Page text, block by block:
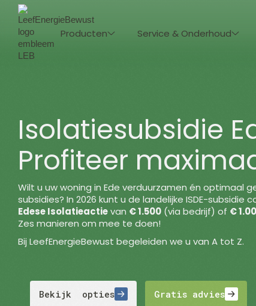
Producten Service & Onderhoud
Isolatiesubsidie
Profiteer
Wilt u uw woning in Ede verduurzamen én optimaal
subsidies? In 2026 kunt u de landelijke ISDE-subsidie
Edese Isolatieactievan € 1.500(via bedrijf) of €
Zes manieren om mee te doen!
Bij LeefEnergieBewust begeleiden we u van A tot Z.
Bekijk opties Gratis advies